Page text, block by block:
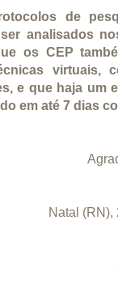
de
analisados
os CEP
virtuais,
e que haja um
em até 7 dias
Natal (RN),